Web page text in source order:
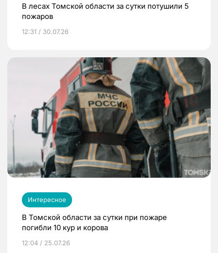
В лесах Томской области за сутки потушили 5
пожаров
12:31 / 30.07.26
Интересное
В Томской области за сутки при пожаре
погибли 10 кур и корова
12:04 / 25.07.26